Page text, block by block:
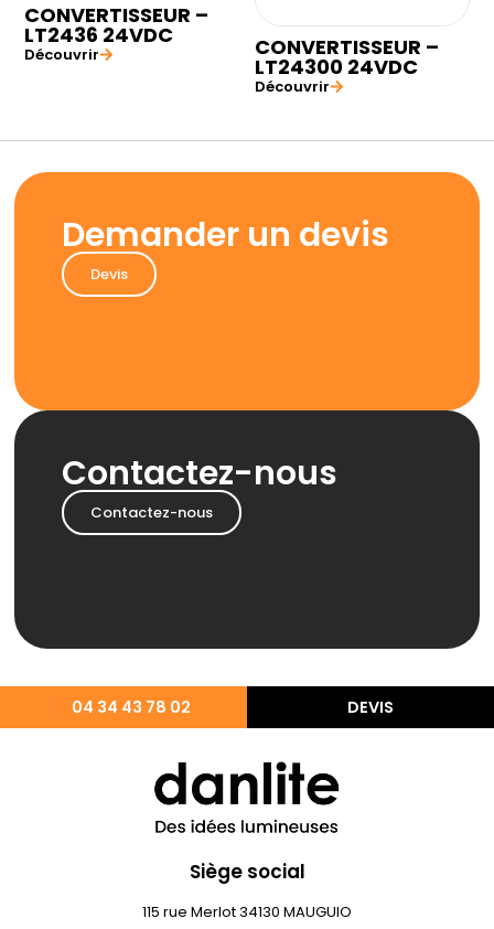
CONVERTISSEUR –
LT2436 24VDC
Découvrir CONVERTISSEUR –
LT24300 24VDC
Découvrir
Demander un devis
Devis
Contactez-nous
Contactez-nous
04 34 43 78 02 DEVIS
Siège social
115 rue Merlot 34130 MAUGUIO